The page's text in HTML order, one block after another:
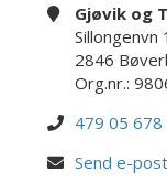
Gjøvik og
Sillongenvn
2846
Org.nr.:
479 05 678
Send e-post